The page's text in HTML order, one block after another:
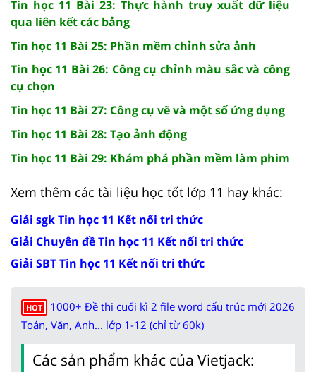
Tin học 11 Bài 23: Thực hành truy xuất dữ liệu
qua liên kết các bảng
Tin học 11 Bài 25: Phần mềm chỉnh sửa ảnh
Tin học 11 Bài 26: Công cụ chỉnh màu sắc và công
cụ chọn
Tin học 11 Bài 27: Công cụ vẽ và một số ứng dụng
Tin học 11 Bài 28: Tạo ảnh động
Tin học 11 Bài 29: Khám phá phần mềm làm phim
Xem thêm các tài liệu học tốt lớp 11 hay khác:
Giải sgk Tin học 11 Kết nối tri thức
Giải Chuyên đề Tin học 11 Kết nối tri thức
Giải SBT Tin học 11 Kết nối tri thức
HOT
1000+ Đề thi cuối kì 2 file word cấu trúc mới 2026
Toán, Văn, Anh... lớp 1-12 (chỉ từ 60k)
Các sản phẩm khác của Vietjack: